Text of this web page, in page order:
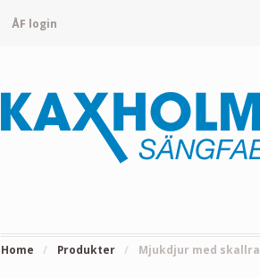
ÅF login
Home / Produkter / Mjukdjur med